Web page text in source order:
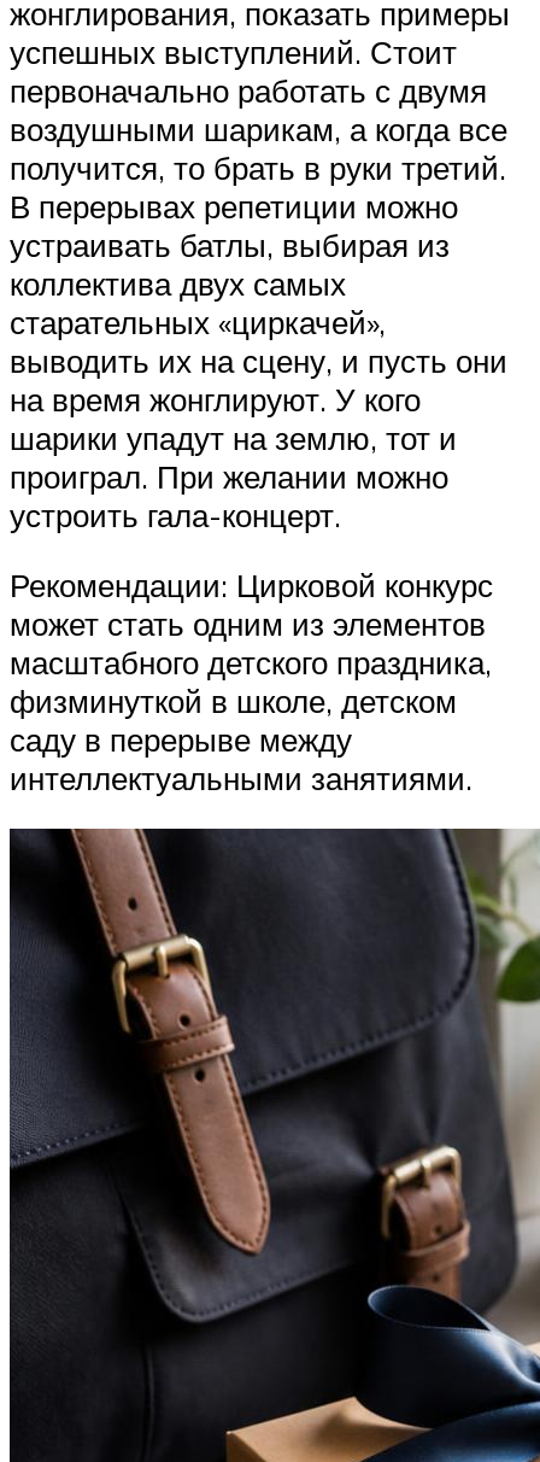
жонглирования, показать примеры
успешных выступлений. Стоит
первоначально работать с двумя
воздушными шарикам, а когда все
получится, то брать в руки третий.
В перерывах репетиции можно
устраивать батлы, выбирая из
коллектива двух самых
старательных «циркачей»,
выводить их на сцену, и пусть они
на время жонглируют. У кого
шарики упадут на землю, тот и
проиграл. При желании можно
устроить гала-концерт.
Рекомендации: Цирковой конкурс
может стать одним из элементов
масштабного детского праздника,
физминуткой в школе, детском
саду в перерыве между
интеллектуальными занятиями.